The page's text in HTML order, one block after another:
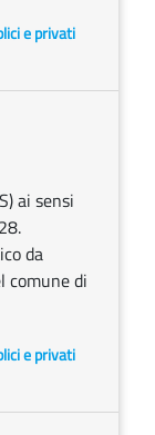
e privati
ai sensi
da
comune di
e privati